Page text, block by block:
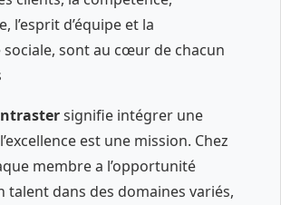
l’esprit d’équipe et la
sont au cœur de chacun
signifie intégrer une
est une mission. Chez
membre a l’opportunité
talent dans des domaines variés,